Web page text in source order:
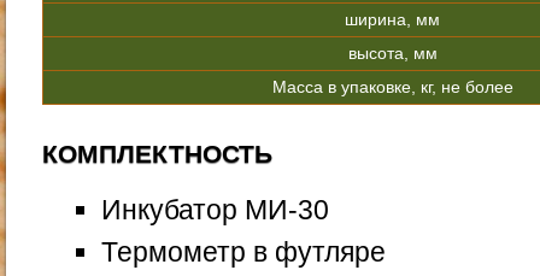
ширина, мм
высота, мм
Масса в упаковке, кг, не более
КОМПЛЕКТНОСТЬ
Инкубатор МИ-30
Термометр в футляре